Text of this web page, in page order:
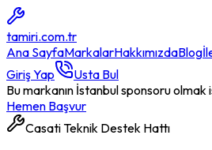
tamiri.com.tr
Ana SayfaMarkalarHakkımızdaBlog
Giriş Yap
Usta Bul
Bu markanın İstanbul sponsoru olmak
Hemen Başvur
CasatiTeknik Destek Hattı